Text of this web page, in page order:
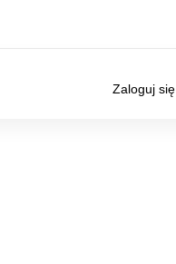
Zaloguj się